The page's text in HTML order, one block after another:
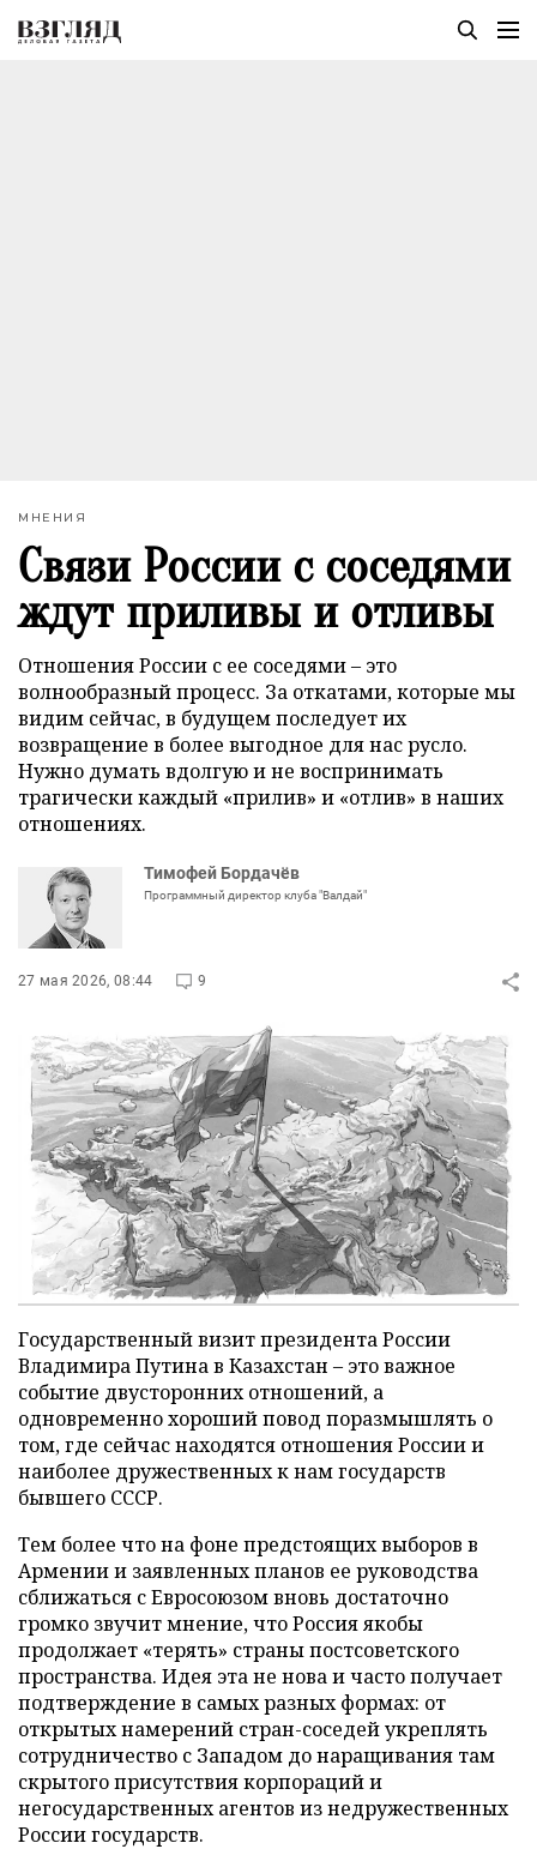
МНЕНИЯ
Связи России с соседями
ждут приливы и отливы
Отношения России с ее соседями – это
волнообразный процесс. За откатами, которые мы
видим сейчас, в будущем последует их
возвращение в более выгодное для нас русло.
Нужно думать вдолгую и не воспринимать
трагически каждый «прилив» и «отлив» в наших
отношениях.
Тимофей Бордачёв
Программный директор клуба "Валдай"
27 мая 2026, 08:44 9
Государственный визит президента России
Владимира Путина в Казахстан – это важное
событие двусторонних отношений, а
одновременно хороший повод поразмышлять о
том, где сейчас находятся отношения России и
наиболее дружественных к нам государств
бывшего СССР.
Тем более что на фоне предстоящих выборов в
Армении и заявленных планов ее руководства
сближаться с Евросоюзом вновь достаточно
громко звучит мнение, что Россия якобы
продолжает «терять» страны постсоветского
пространства. Идея эта не нова и часто получает
подтверждение в самых разных формах: от
открытых намерений стран-соседей укреплять
сотрудничество с Западом до наращивания там
скрытого присутствия корпораций и
негосударственных агентов из недружественных
России государств.